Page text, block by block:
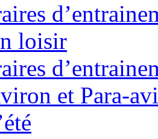
loisir
et Para-